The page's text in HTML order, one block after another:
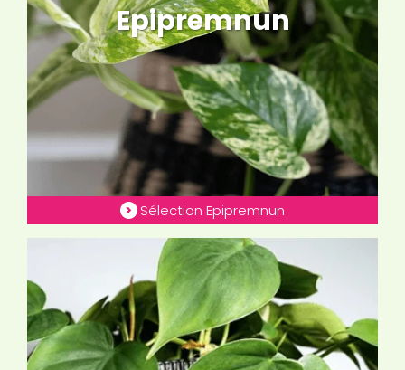
Epipremnun
Sélection Epipremnun